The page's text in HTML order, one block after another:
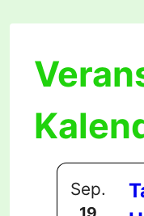
Sep.